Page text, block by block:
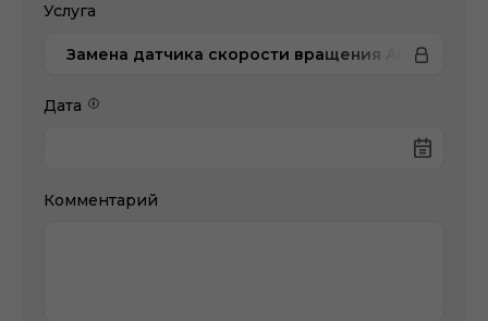
Услуга
Замена датчика скорости вращения ABS/ESP
Дата
Комментарий